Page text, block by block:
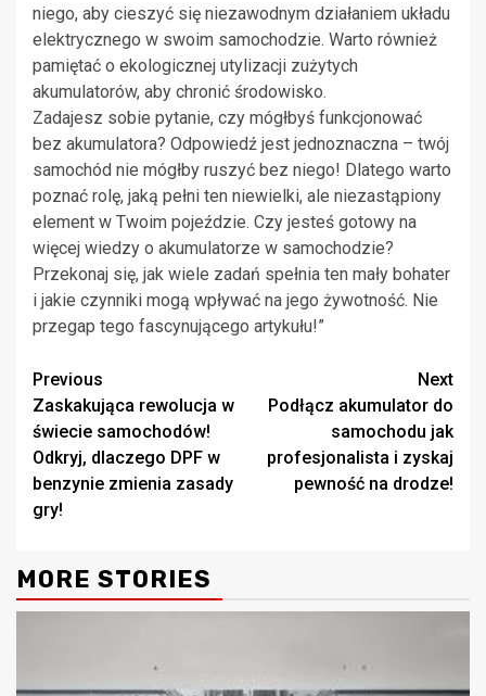
niego, aby cieszyć się niezawodnym działaniem układu
elektrycznego w swoim samochodzie. Warto również
pamiętać o ekologicznej utylizacji zużytych
akumulatorów, aby chronić środowisko.
Zadajesz sobie pytanie, czy mógłbyś funkcjonować
bez akumulatora? Odpowiedź jest jednoznaczna – twój
samochód nie mógłby ruszyć bez niego! Dlatego warto
poznać rolę, jaką pełni ten niewielki, ale niezastąpiony
element w Twoim pojeździe. Czy jesteś gotowy na
więcej wiedzy o akumulatorze w samochodzie?
Przekonaj się, jak wiele zadań spełnia ten mały bohater
i jakie czynniki mogą wpływać na jego żywotność. Nie
przegap tego fascynującego artykułu!”
Continue
Reading
Previous
Zaskakująca rewolucja w
świecie samochodów!
Odkryj, dlaczego DPF w
benzynie zmienia zasady
gry!
Next
Podłącz akumulator do
samochodu jak
profesjonalista i zyskaj
pewność na drodze!
MORE STORIES